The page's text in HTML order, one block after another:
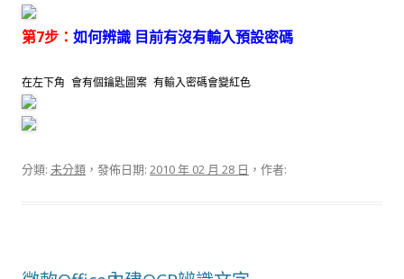
第7步： 如何辨識 目前有沒有輸入預設密碼
在左下角 會有個鑰匙圖案 有輸入密碼會變紅色
分類: 未分類 ，發佈日期: 2010 年 02 月 28 日 ，作者: